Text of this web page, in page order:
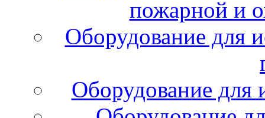
пожарной и
Оборудование для
Оборудование для